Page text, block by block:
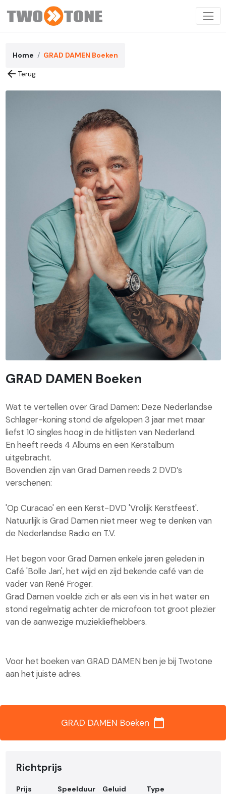
Home GRAD DAMEN Boeken
arrow_back Terug
GRAD DAMEN Boeken
Wat te vertellen over Grad Damen: Deze Nederlandse
Schlager-koning stond de afgelopen 3 jaar met maar
liefst 10 singles hoog in de hitlijsten van Nederland.
En heeft reeds 4 Albums en een Kerstalbum
uitgebracht.
Bovendien zijn van Grad Damen reeds 2 DVD’s
verschenen:
'Op Curacao' en een Kerst-DVD 'Vrolijk Kerstfeest'.
Natuurlijk is Grad Damen niet meer weg te denken van
de Nederlandse Radio en T.V.
Het begon voor Grad Damen enkele jaren geleden in
Café 'Bolle Jan', het wijd en zijd bekende café van de
vader van René Froger.
Grad Damen voelde zich er als een vis in het water en
stond regelmatig achter de microfoon tot groot plezier
van de aanwezige muziekliefhebbers.
Voor het boeken van GRAD DAMEN ben je bij Twotone
aan het juiste adres.
GRAD DAMEN Boeken calendar_today
Richtprijs
Prijs Speelduur Geluid
Type